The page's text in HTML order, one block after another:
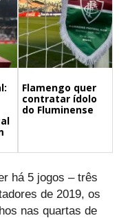
Flamengo quer
contratar ídolo
do Fluminense
há 5 jogos – três
de 2019, os
nas quartas de